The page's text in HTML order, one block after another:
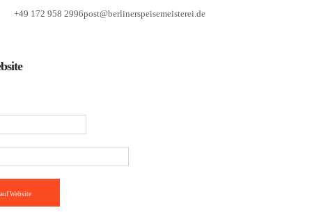
+49 172 958 2996post@berlinerspeisemeisterei.de
Website